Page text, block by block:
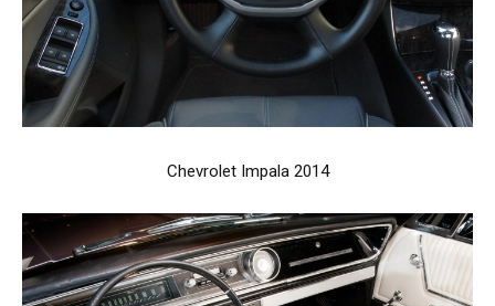
Chevrolet Impala 2014